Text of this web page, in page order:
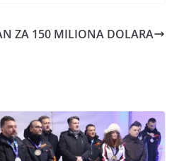
ZA 150 MILIONA DOLARA